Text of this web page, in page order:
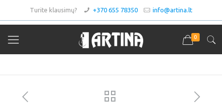
Turite klausimų? +370 655 78350 info@artina.lt
0
Asortimentas